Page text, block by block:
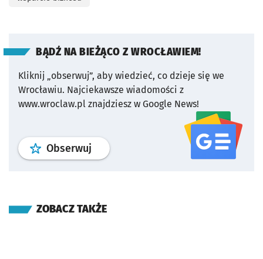
BĄDŹ NA BIEŻĄCO Z WROCŁAWIEM!
Kliknij „obserwuj”, aby wiedzieć, co dzieje się we
Wrocławiu. Najciekawsze wiadomości z
www.wroclaw.pl znajdziesz w Google News!
Obserwuj profil serwisu
ZOBACZ TAKŻE